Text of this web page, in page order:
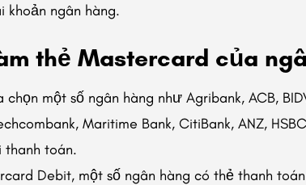
khoản ngân hàng.
thẻ Mastercard của
một số ngân hàng như Agribank, ACB,
Maritime Bank, CitiBank, ANZ,
thanh toán.
Debit, một số ngân hàng có thẻ thanh